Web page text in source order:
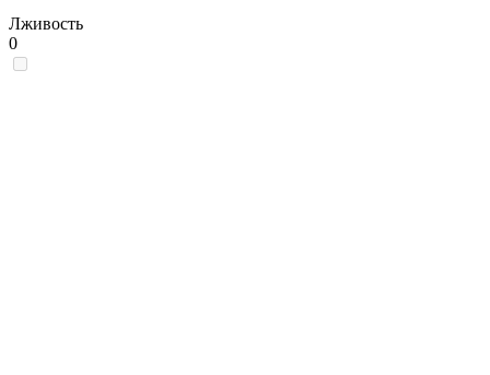
Лживость
0